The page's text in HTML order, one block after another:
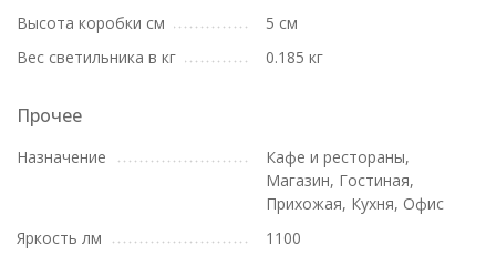
Высота коробки см
5 см
Вес светильника в кг
0.185 кг
Прочее
Назначение
Кафе и рестораны,
Магазин, Гостиная,
Прихожая, Кухня, Офис
Яркость лм
1100